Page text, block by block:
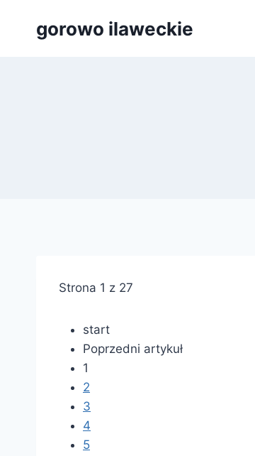
gorowo ilaweckie
Strona 1 z 27
start
Poprzedni artykuł
1
2
3
4
5